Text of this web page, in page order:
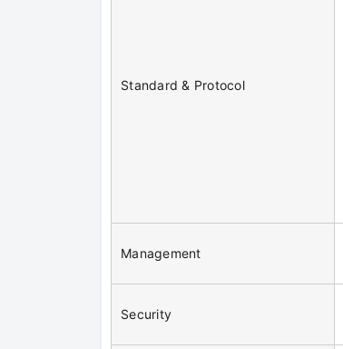
Standard & Protocol
Management
Security